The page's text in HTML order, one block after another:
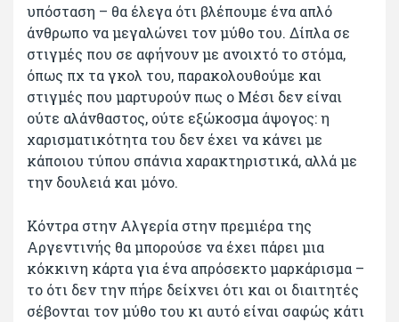
υπόσταση – θα έλεγα ότι βλέπουμε ένα απλό
άνθρωπο να μεγαλώνει τον μύθο του. Δίπλα σε
στιγμές που σε αφήνουν με ανοιχτό το στόμα,
όπως πχ τα γκολ του, παρακολουθούμε και
στιγμές που μαρτυρούν πως ο Μέσι δεν είναι
ούτε αλάνθαστος, ούτε εξώκοσμα άψογος: η
χαρισματικότητα του δεν έχει να κάνει με
κάποιου τύπου σπάνια χαρακτηριστικά, αλλά με
την δουλειά και μόνο.
Κόντρα στην Αλγερία στην πρεμιέρα της
Αργεντινής θα μπορούσε να έχει πάρει μια
κόκκινη κάρτα για ένα απρόσεκτο μαρκάρισμα –
το ότι δεν την πήρε δείχνει ότι και οι διαιτητές
σέβονται τον μύθο του κι αυτό είναι σαφώς κάτι